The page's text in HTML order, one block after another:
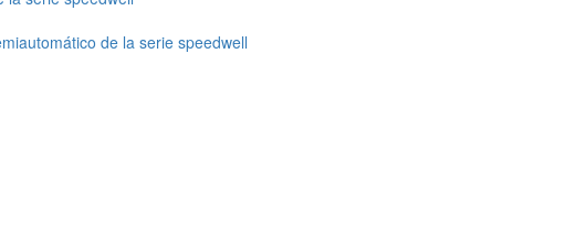
de la serie speedwell